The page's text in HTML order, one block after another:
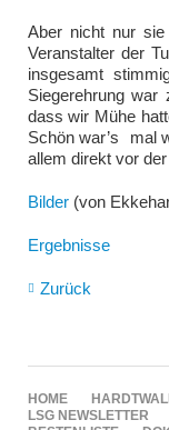
Aber nicht nur sie
Veranstalter der
insgesamt
Siegerehrung
dass wir Mühe
Schön war’s mal
allem direkt vor
Bilder(von
Ergebnisse
Zurück
NAVIGATION
ÜBERSPRINGEN
HOME
LSG NEWSLETTER